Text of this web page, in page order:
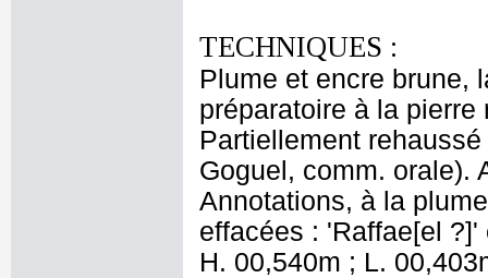
TECHNIQUES :
Plume et encre brune,
préparatoire à la
Partiellement
Goguel, comm. orale).
Annotations, à la
effacées : 'Raffae[el
H. 00,540m ; L.